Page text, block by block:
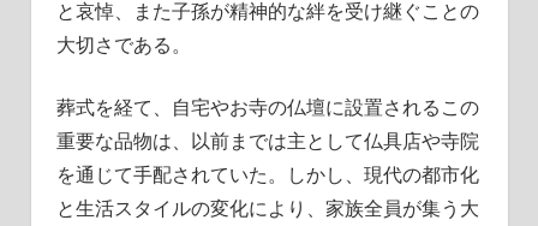
と哀悼、また子孫が精神的な絆を受け継ぐことの
大切さである。
葬式を経て、自宅やお寺の仏壇に設置されるこの
重要な品物は、以前までは主として仏具店や寺院
を通じて手配されていた。しかし、現代の都市化
と生活スタイルの変化により、家族全員が集う大